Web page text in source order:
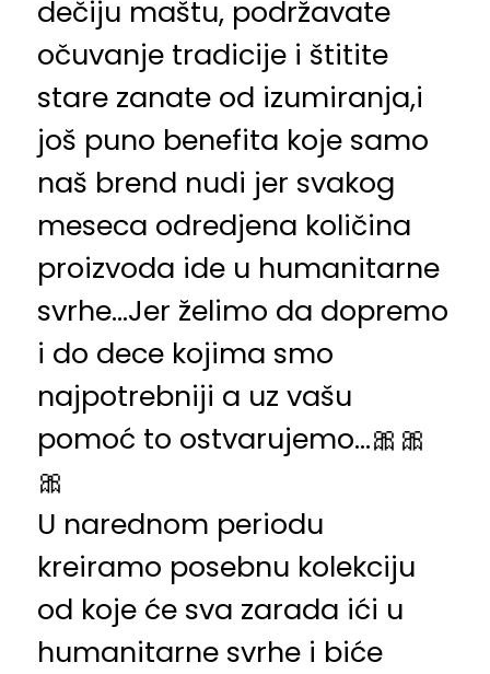
dečiju maštu, podržavate
očuvanje tradicije i štitite
stare zanate od izumiranja,i
još puno benefita koje samo
naš brend nudi jer svakog
meseca odredjena količina
proizvoda ide u humanitarne
svrhe…Jer želimo da dopremo
i do dece kojima smo
najpotrebniji a uz vašu
pomoć to ostvarujemo…🎀🎀
🎀
U narednom periodu
kreiramo posebnu kolekciju
od koje će sva zarada ići u
humanitarne svrhe i biće